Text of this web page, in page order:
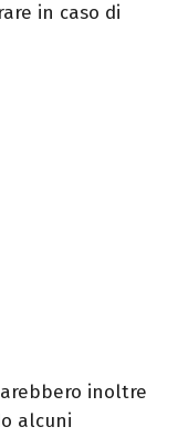
in caso di
inoltre
alcuni